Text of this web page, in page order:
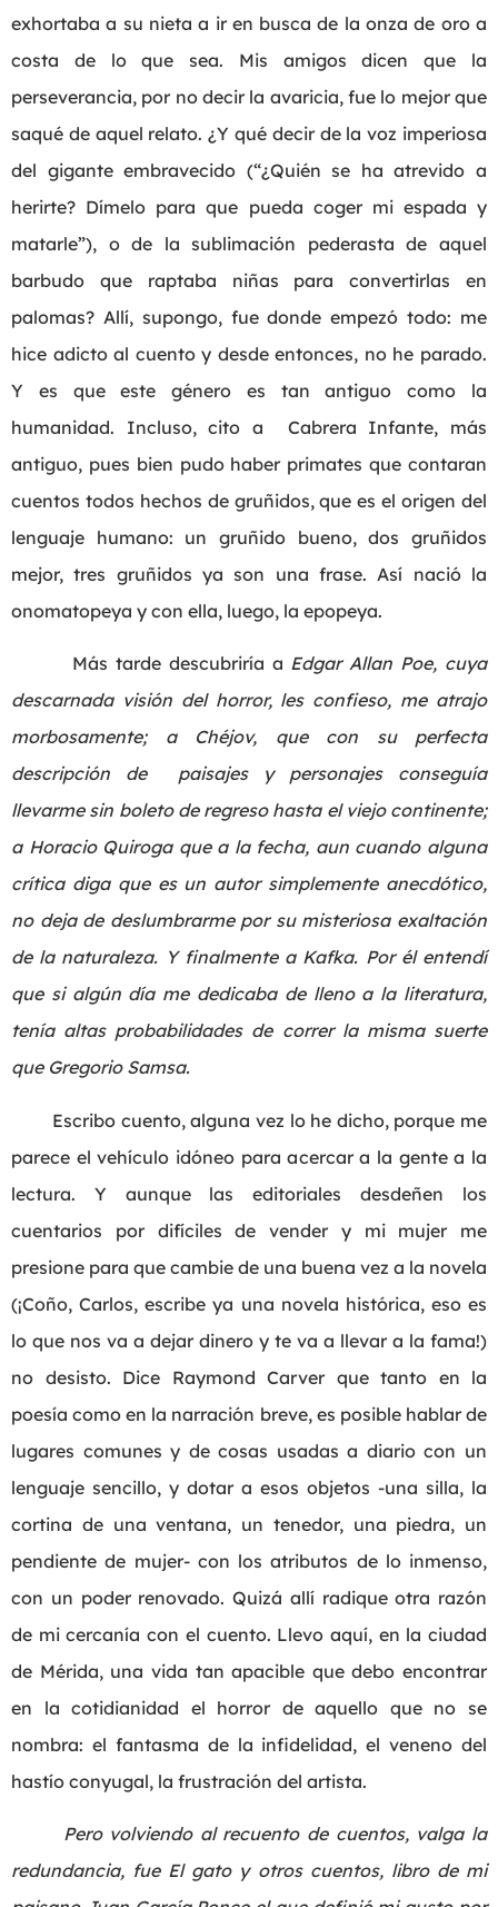
exhortaba a su nieta a ir en busca de la onza de oro a
costa de lo que sea. Mis amigos dicen que la
perseverancia, por no decir la avaricia, fue lo mejor que
saqué de aquel relato. ¿Y qué decir de la voz imperiosa
del gigante embravecido (“¿Quién se ha atrevido a
herirte? Dímelo para que pueda coger mi espada y
matarle”), o de la sublimación pederasta de aquel
barbudo que raptaba niñas para convertirlas en
palomas? Allí, supongo, fue donde empezó todo: me
hice adicto al cuento y desde entonces, no he parado.
Y es que este género es tan antiguo como la
humanidad. Incluso, cito a Cabrera Infante, más
antiguo, pues bien pudo haber primates que contaran
cuentos todos hechos de gruñidos, que es el origen del
lenguaje humano: un gruñido bueno, dos gruñidos
mejor, tres gruñidos ya son una frase. Así nació la
onomatopeya y con ella, luego, la epopeya.
Más tarde descubriría a Edgar Allan Poe, cuya
descarnada visión del horror, les confieso, me atrajo
morbosamente; a Chéjov, que con su perfecta
descripción de paisajes y personajes conseguía
llevarme sin boleto de regreso hasta el viejo continente;
a Horacio Quiroga que a la fecha, aun cuando alguna
crítica diga que es un autor simplemente anecdótico,
no deja de deslumbrarme por su misteriosa exaltación
de la naturaleza. Y finalmente a Kafka. Por él entendí
que si algún día me dedicaba de lleno a la literatura,
tenía altas probabilidades de correr la misma suerte
que Gregorio Samsa.
Escribo cuento, alguna vez lo he dicho, porque me
parece el vehículo idóneo para acercar a la gente a la
lectura. Y aunque las editoriales desdeñen los
cuentarios por difíciles de vender y mi mujer me
presione para que cambie de una buena vez a la novela
(¡Coño, Carlos, escribe ya una novela histórica, eso es
lo que nos va a dejar dinero y te va a llevar a la fama!)
no desisto. Dice Raymond Carver que tanto en la
poesía como en la narración breve, es posible hablar de
lugares comunes y de cosas usadas a diario con un
lenguaje sencillo, y dotar a esos objetos -una silla, la
cortina de una ventana, un tenedor, una piedra, un
pendiente de mujer- con los atributos de lo inmenso,
con un poder renovado. Quizá allí radique otra razón
de mi cercanía con el cuento. Llevo aquí, en la ciudad
de Mérida, una vida tan apacible que debo encontrar
en la cotidianidad el horror de aquello que no se
nombra: el fantasma de la infidelidad, el veneno del
hastío conyugal, la frustración del artista.
Pero volviendo al recuento de cuentos, valga la
redundancia, fue El gato y otros cuentos, libro de mi